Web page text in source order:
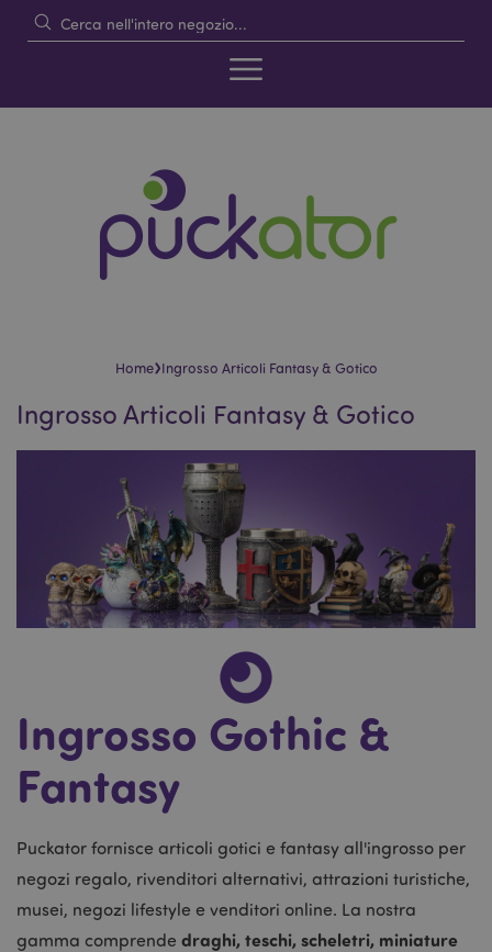
Home›Ingrosso Articoli Fantasy & Gotico
Ingrosso Articoli Fantasy & Gotico
Ingrosso Gothic &
Fantasy
Puckator fornisce articoli gotici e fantasy all'ingrosso per
negozi regalo, rivenditori alternativi, attrazioni turistiche,
musei, negozi lifestyle e venditori online. La nostra
gamma comprende draghi, teschi, scheletri, miniature